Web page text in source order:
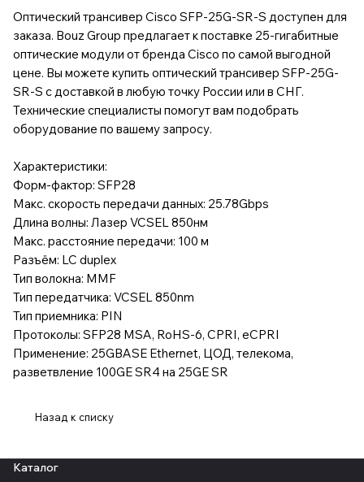
Оптический трансивер Cisco SFP-25G-SR-S доступен для
заказа. Bouz Group предлагает к поставке 25-гигабитные
оптические модули от бренда Cisco по самой выгодной
цене. Вы можете купить оптический трансивер SFP-25G-
SR-S с доставкой в любую точку России или в СНГ.
Технические специалисты помогут вам подобрать
оборудование по вашему запросу.
Характеристики:
Форм-фактор: SFP28
Макс. скорость передачи данных: 25.78Gbps
Длина волны: Лазер VCSEL 850нм
Макс. расстояние передачи: 100 м
Разъём: LC duplex
Тип волокна: MMF
Тип передатчика: VCSEL 850nm
Тип приемника: PIN
Протоколы: SFP28 MSA, RoHS-6, CPRI, eCPRI
Применение: 25GBASE Ethernet, ЦОД, телекома,
разветвление 100GE SR4 на 25GE SR
Назад к списку
Каталог